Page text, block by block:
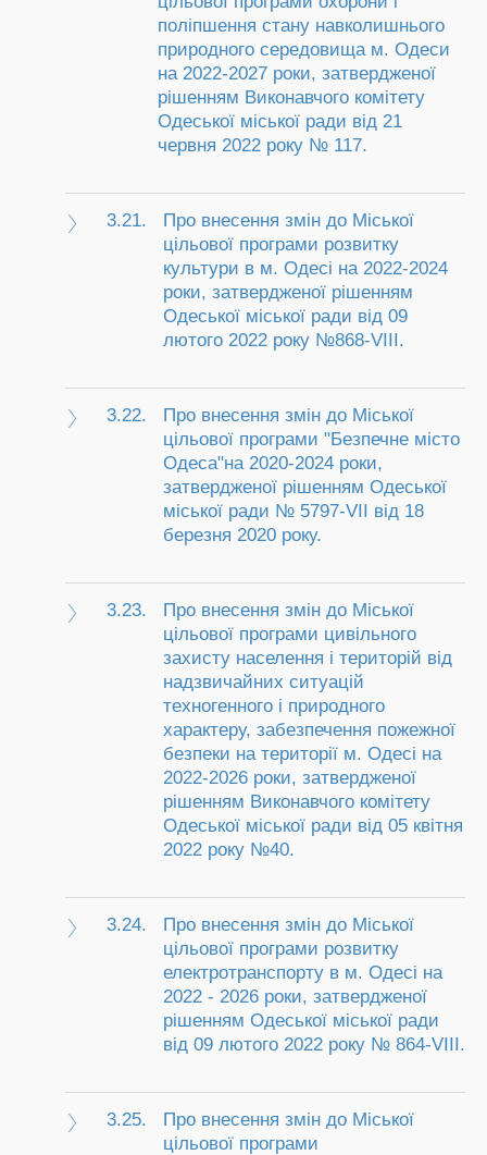
поліпшення стану навколишнього
природного середовища м. Одеси
на 2022-2027 роки, затвердженої
рішенням Виконавчого комітету
Одеської міської ради від 21
червня 2022 року № 117.
3.21.
Про внесення змін до Міської
цільової програми розвитку
культури в м. Одесі на 2022-2024
роки, затвердженої рішенням
Одеської міської ради від 09
лютого 2022 року №868-VIII.
3.22.
Про внесення змін до Міської
цільової програми "Безпечне місто
Одеса"на 2020-2024 роки,
затвердженої рішенням Одеської
міської ради № 5797-VII від 18
березня 2020 року.
3.23.
Про внесення змін до Міської
цільової програми цивільного
захисту населення і територій від
надзвичайних ситуацій
техногенного і природного
характеру, забезпечення пожежної
безпеки на території м. Одесі на
2022-2026 роки, затвердженої
рішенням Виконавчого комітету
Одеської міської ради від 05 квітня
2022 року №40.
3.24.
Про внесення змін до Міської
цільової програми розвитку
електротранспорту в м. Одесі на
2022 - 2026 роки, затвердженої
рішенням Одеської міської ради
від 09 лютого 2022 року № 864-VIІI.
3.25.
Про внесення змін до Міської
цільової програми